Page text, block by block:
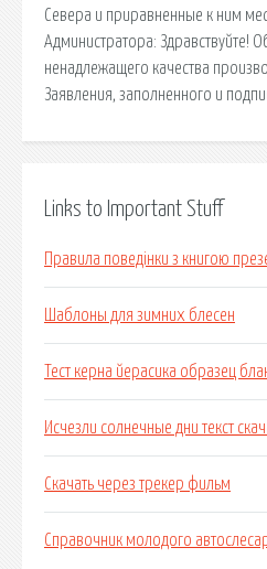
Севера и приравненные к ним
Администратора: Здравствуйте!
ненадлежащего качества
Заявления, заполненного и
Links to Important Stuff
Правила поведінки з книгою
Шаблоны для зимних блесен
Тест керна йерасика образец
Исчезли солнечные дни текст
Скачать через трекер фильм
Справочник молодого